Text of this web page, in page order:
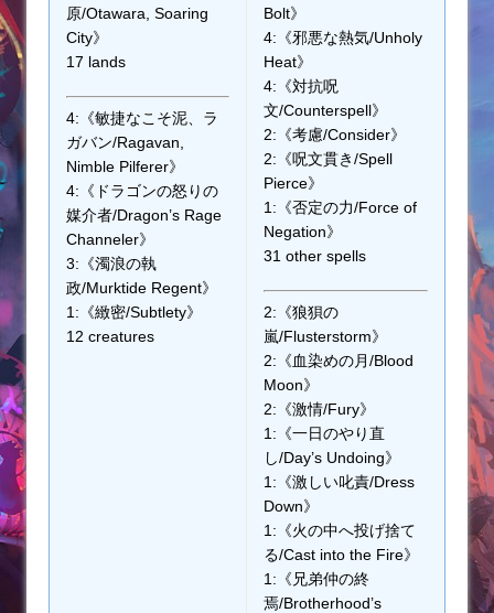
原/Otawara, Soaring
City》
17 lands
4:《敏捷なこそ泥、ラ
ガバン/Ragavan,
Nimble Pilferer》
4:《ドラゴンの怒りの
媒介者/Dragon’s Rage
Channeler》
3:《濁浪の執
政/Murktide Regent》
1:《緻密/Subtlety》
12 creatures
Bolt》
4:《邪悪な熱気/Unholy
Heat》
4:《対抗呪
文/Counterspell》
2:《考慮/Consider》
2:《呪文貫き/Spell
Pierce》
1:《否定の力/Force of
Negation》
31 other spells
2:《狼狽の
嵐/Flusterstorm》
2:《血染めの月/Blood
Moon》
2:《激情/Fury》
1:《一日のやり直
し/Day’s Undoing》
1:《激しい叱責/Dress
Down》
1:《火の中へ投げ捨て
る/Cast into the Fire》
1:《兄弟仲の終
焉/Brotherhood’s